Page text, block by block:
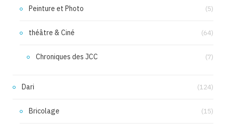
Peinture et Photo (5)
théâtre & Ciné (64)
Chroniques des JCC (7)
Dari (124)
Bricolage (15)